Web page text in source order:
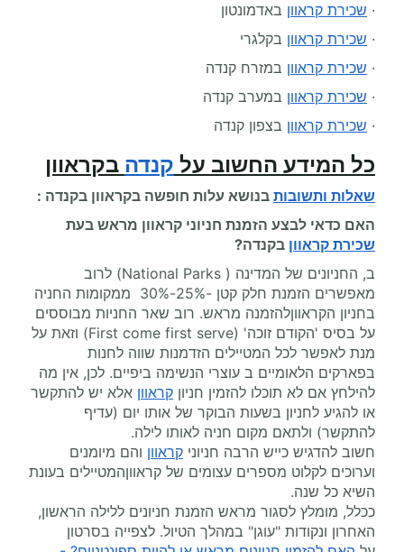
· שכירת קראוון באדמונטון
· שכירת קראוון בקלגרי
· שכירת קראוון במזרח קנדה
· שכירת קראוון במערב קנדה
· שכירת קראוון בצפון קנדה
כל המידע החשוב על קנדה בקראוון
שאלות ותשובות בנושא עלות חופשה בקראוון בקנדה :
האם כדאי לבצע הזמנת חניוני קראוון מראש בעת
שכירת קראוון בקנדה?
ב, החניונים של המדינה ( National Parks) לרוב
מאפשרים הזמנת חלק קטן -25%-30% ממקומות החניה
בחניון הקראווןלהזמנה מראש. רוב שאר החניות מבוססים
על בסיס 'הקודם זוכה' (First come first serve) וזאת על
מנת לאפשר לכל המטיילים הזדמנות שווה לחנות
בפארקים הלאומיים ב עוצרי הנשימה ביפיים. לכן, אין מה
להילחץ אם לא תוכלו להזמין חניון קראוון אלא יש להתקשר
או להגיע לחניון בשעות הבוקר של אותו יום (עדיף
להתקשר) ולתאם מקום חניה לאותו לילה.
חשוב להדגיש כייש הרבה חניוני קראוון והם מיומנים
וערוכים לקלוט מספרים עצומים של קראווןהמטיילים בעונת
השיא כל שנה.
ככלל, מומלץ לסגור מראש הזמנת חניונים ללילה הראשון,
האחרון ונקודות "עוגן" במהלך הטיול. לצפייה בסרטון